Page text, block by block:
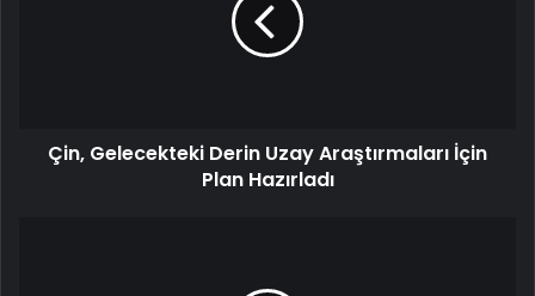
Çin, Gelecekteki Derin Uzay Araştırmaları İçin
Plan Hazırladı